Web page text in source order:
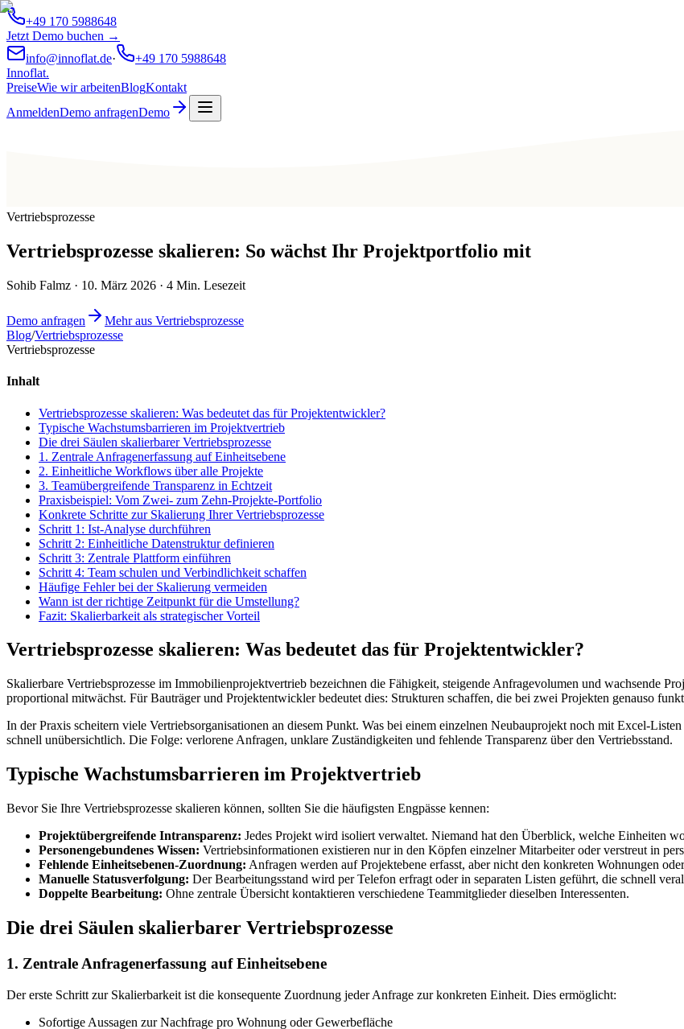
+49 170 5988648
Jetzt Demo buchen →
info@innoflat.de·
+49 170 5988648
Innoflat.
PreiseWie wir arbeitenBlogKontakt
AnmeldenDemo anfragenDemo
Vertriebsprozesse
Vertriebsprozesse skalieren: So wächst Ihr Projektportfolio mit
Sohib Falmz · 10. März 2026 · 4 Min. Lesezeit
Demo anfragen
Mehr aus Vertriebsprozesse
Blog/Vertriebsprozesse
Vertriebsprozesse
Inhalt
Vertriebsprozesse skalieren: Was bedeutet das für Projektentwickler?
Typische Wachstumsbarrieren im Projektvertrieb
Die drei Säulen skalierbarer Vertriebsprozesse
1. Zentrale Anfragenerfassung auf Einheitsebene
2. Einheitliche Workflows über alle Projekte
3. Teamübergreifende Transparenz in Echtzeit
Praxisbeispiel: Vom Zwei- zum Zehn-Projekte-Portfolio
Konkrete Schritte zur Skalierung Ihrer Vertriebsprozesse
Schritt 1: Ist-Analyse durchführen
Schritt 2: Einheitliche Datenstruktur definieren
Schritt 3: Zentrale Plattform einführen
Schritt 4: Team schulen und Verbindlichkeit schaffen
Häufige Fehler bei der Skalierung vermeiden
Wann ist der richtige Zeitpunkt für die Umstellung?
Fazit: Skalierbarkeit als strategischer Vorteil
Vertriebsprozesse skalieren: Was bedeutet das für Projektentwickler?
Skalierbare Vertriebsprozesse im Immobilienprojektvertrieb bezeichnen die Fähigkeit, steigende Anfragevolumen und wachsende
proportional mitwächst. Für Bauträger und Projektentwickler bedeutet dies: Strukturen schaffen, die bei zwei Projekten genauso
In der Praxis scheitern viele Vertriebsorganisationen an diesem Punkt. Was bei einem einzelnen Neubauprojekt noch mit Excel-
schnell unübersichtlich. Die Folge: verlorene Anfragen, unklare Zuständigkeiten und fehlende Transparenz über den Vertriebsstand.
Typische Wachstumsbarrieren im Projektvertrieb
Bevor Sie Ihre Vertriebsprozesse skalieren können, sollten Sie die häufigsten Engpässe kennen:
Projektübergreifende Intransparenz: Jedes Projekt wird isoliert verwaltet. Niemand hat den Überblick, welche Einheiten
Personengebundenes Wissen: Vertriebsinformationen existieren nur in den Köpfen einzelner Mitarbeiter oder verstreut in
Fehlende Einheitsebenen-Zuordnung: Anfragen werden auf Projektebene erfasst, aber nicht den konkreten Wohnungen
Manuelle Statusverfolgung: Der Bearbeitungsstand wird per Telefon erfragt oder in separaten Listen geführt, die schnell
Doppelte Bearbeitung: Ohne zentrale Übersicht kontaktieren verschiedene Teammitglieder dieselben Interessenten.
Die drei Säulen skalierbarer Vertriebsprozesse
1. Zentrale Anfragenerfassung auf Einheitsebene
Der erste Schritt zur Skalierbarkeit ist die konsequente Zuordnung jeder Anfrage zur konkreten Einheit. Dies ermöglicht:
Sofortige Aussagen zur Nachfrage pro Wohnung oder Gewerbefläche